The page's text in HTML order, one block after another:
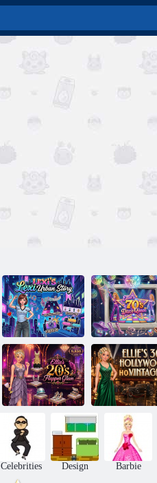
Lexis urbane
Geschichte
Ellies 70er
Disco Queen
Ellies 20er
Flapper Glam
Ellies 30er-
Jahre-
Hollywood-
Vintage
Celebrities Design Barbie